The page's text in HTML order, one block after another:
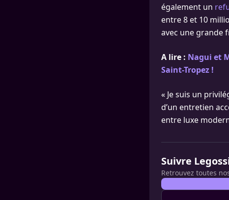
également un
entre 8 et 10
avec une grande
A lire : Nagui et
Saint-Tropez !
« Je suis un
d’un entretien
entre luxe
Suivre
Retrouvez toutes